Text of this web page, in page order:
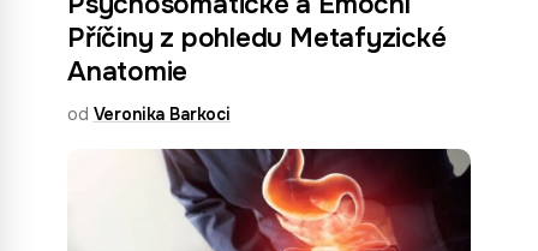
Příčiny z pohledu Metafyzické
Anatomie
od Veronika Barkoci